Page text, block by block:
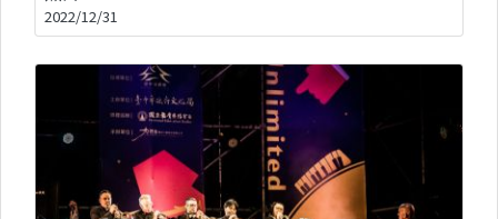
2022/12/31